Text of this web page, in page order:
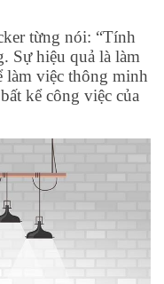
từng nói: “Tính
Sự hiệu quả là làm
làm việc thông minh
kể công việc của